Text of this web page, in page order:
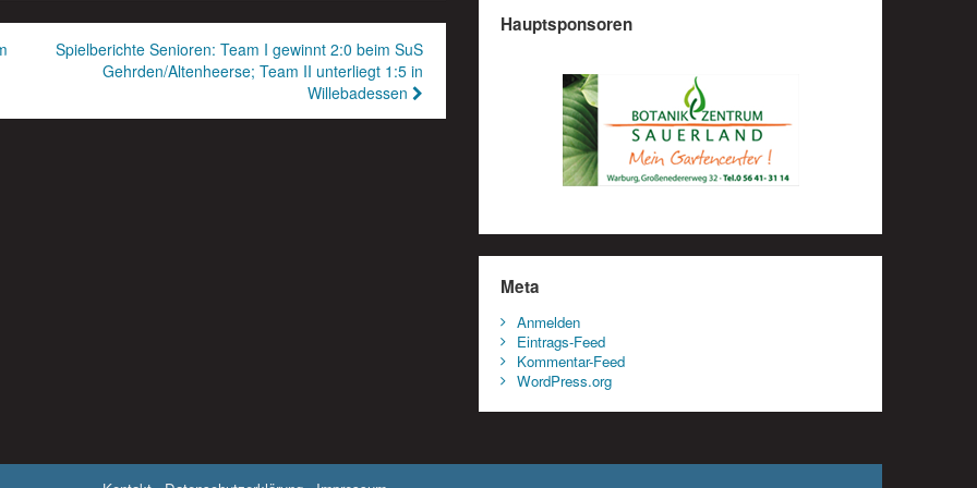
Spielberichte Senioren: Team I gewinnt 2:0 beim SuS
Gehrden/Altenheerse; Team II unterliegt 1:5 in
Willebadessen
Hauptsponsoren
Meta
Anmelden
Eintrags-Feed
Kommentar-Feed
WordPress.org